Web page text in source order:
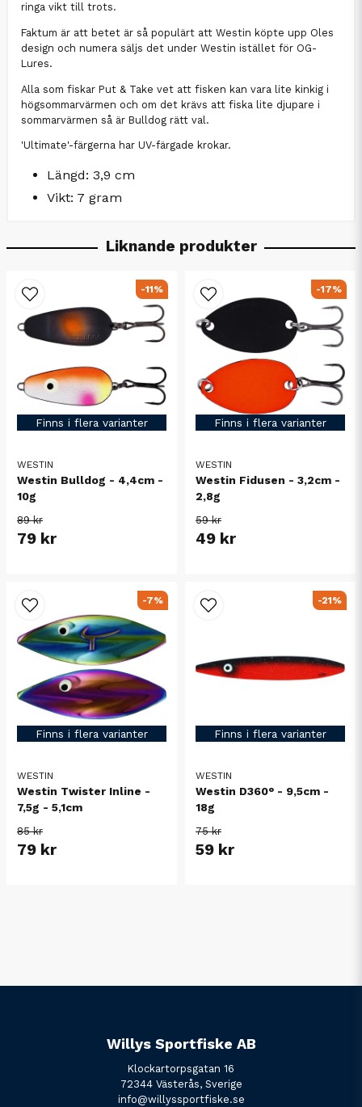
ringa vikt till trots.
Faktum är att betet är så populärt att Westin köpte upp Oles
design och numera säljs det under Westin istället för OG-
Lures.
Alla som fiskar Put & Take vet att fisken kan vara lite kinkig i
högsommarvärmen och om det krävs att fiska lite djupare i
sommarvärmen så är Bulldog rätt val.
'Ultimate'-färgerna har UV-färgade krokar.
Längd: 3,9 cm
Vikt: 7 gram
Liknande produkter
Finns i flera varianter
WESTIN
Westin Bulldog - 4,4cm -
10g
89 kr
79 kr
-11%
Finns i flera varianter
WESTIN
Westin Fidusen - 3,2cm -
2,8g
59 kr
49 kr
-17%
Finns i flera varianter
WESTIN
Westin Twister Inline -
7,5g - 5,1cm
85 kr
79 kr
-7%
Finns i flera varianter
WESTIN
Westin D360° - 9,5cm -
18g
75 kr
59 kr
-21%
Willys Sportfiske AB
Klockartorpsgatan 16
72344 Västerås, Sverige
info@willyssportfiske.se